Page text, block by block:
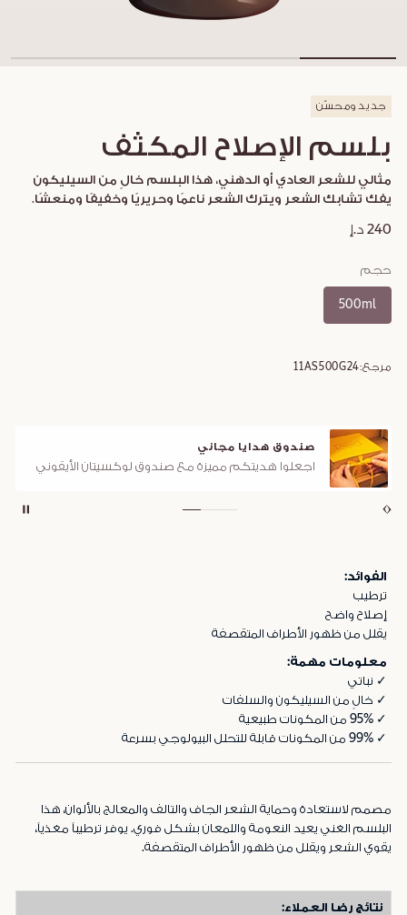
جديد ومحسّن
بلسم الإصلاح المكثف
مثالي للشعر العادي أو الدهني، هذا البلسم خالٍ من السيليكون
يفك تشابك الشعر ويترك الشعر ناعمًا وحريريًا وخفيفًا ومنعشًا.
240 د.إ
حجم
500ml
مرجع:11AS500G24
صندوق هدايا مجاني
اجعلوا هديتكم مميزة مع صندوق لوكسيتان الأيقوني
الفوائد:
ترطيب
إصلاح واضح
يقلل من ظهور الأطراف المتقصفة
معلومات مهمة:
✓ نباتي
✓ خالٍ من السيليكون والسلفات
✓ 95% من المكونات طبيعية
✓ 99% من المكونات قابلة للتحلل البيولوجي بسرعة
مصمم لاستعادة وحماية الشعر الجاف والتالف والمعالج بالألوان، هذا
البلسم الغني يعيد النعومة واللمعان بشكل فوري. يوفر ترطيباً مغذياً،
يقوي الشعر ويقلل من ظهور الأطراف المتقصفة.
نتائج رضا العملاء: